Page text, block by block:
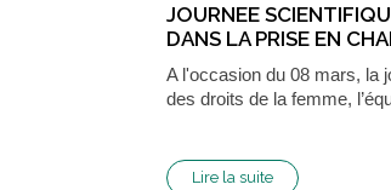
JOURNEE
DANS LA PRISE EN
DU COL UTÉRIN
A l'occasion du 08 mars, la
des droits de la femme,
Lire la suite